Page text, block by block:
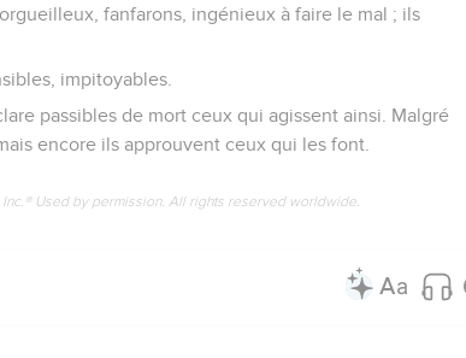
fanfarons, ingénieux à faire le mal ; ils
impitoyables.
passibles de mort ceux qui agissent ainsi. Malgré
encore ils approuvent ceux qui les font.
Used by permission. All rights reserved worldwide.